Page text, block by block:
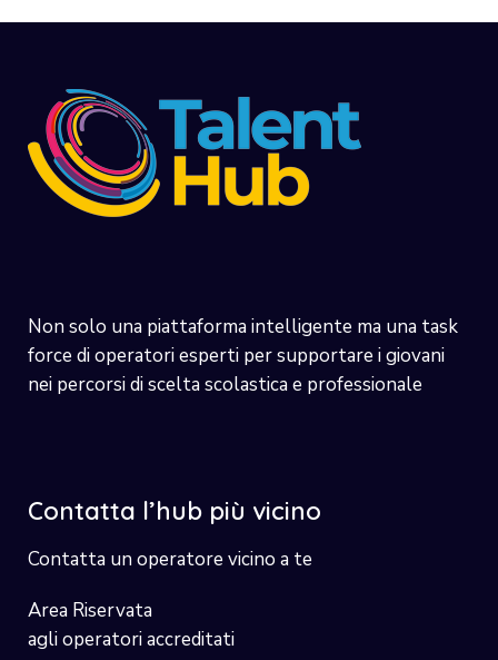
Non solo una piattaforma intelligente ma una task
force di operatori esperti per supportare i giovani
nei percorsi di scelta scolastica e professionale
Contatta l’hub più vicino
Contatta un operatore vicino a te
Area Riservata
agli operatori accreditati